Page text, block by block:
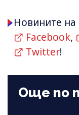
Новините на
Facebook,
Twitter!
Още по